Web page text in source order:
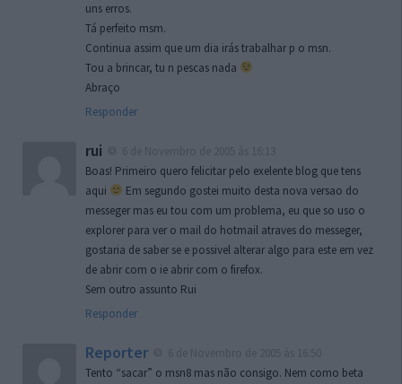
uns erros.
Tá perfeito msm.
Continua assim que um dia irás trabalhar p o msn.
Tou a brincar, tu n pescas nada
Abraço
Responder
rui
Boas! Primeiro quero felicitar pelo exelente blog que tens
aqui
Em segundo gostei muito desta nova versao do
messeger mas eu tou com um problema, eu que so uso o
explorer para ver o mail do hotmail atraves do messeger,
gostaria de saber se e possivel alterar algo para este em vez
de abrir com o ie abrir com o firefox.
Sem outro assunto Rui
Responder
Reporter
Tento “sacar” o msn8 mas não consigo. Nem como beta